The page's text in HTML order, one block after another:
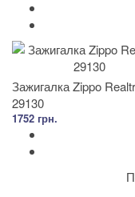
Зажигалка Zippo
29130
1752 грн.